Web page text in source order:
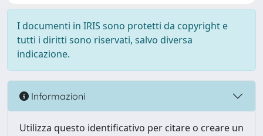
I documenti in IRIS sono protetti da copyright e
tutti i diritti sono riservati, salvo diversa
indicazione.
Informazioni
Utilizza questo identificativo per citare o creare un